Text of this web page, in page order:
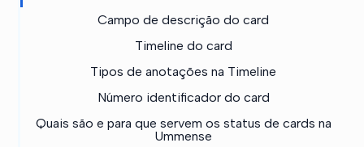
Campo de descrição do card
Timeline do card
Tipos de anotações na Timeline
Número identificador do card
Quais são e para que servem os status de cards na
Ummense